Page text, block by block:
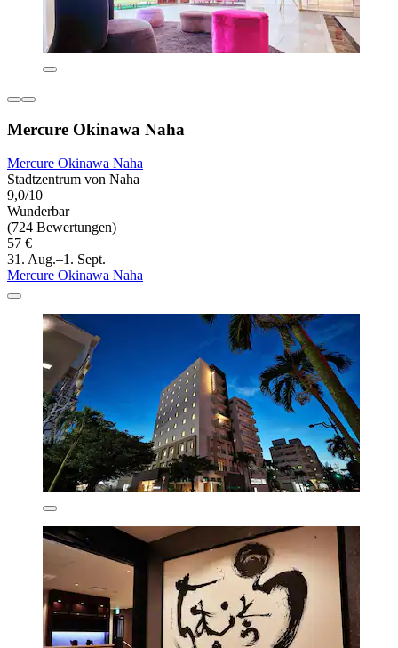
Mercure Okinawa Naha
Mercure Okinawa Naha
Stadtzentrum von Naha
9,0/10
Wunderbar
(724 Bewertungen)
57 €
31. Aug.–1. Sept.
Mercure Okinawa Naha